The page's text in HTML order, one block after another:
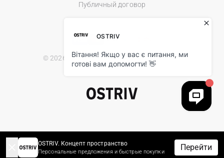
Публичный договор
© 2026 Ostriv.ua Store. All Rights Reserved.
OSTRIV. Концепт пространство
Персональные предложения и быстрые покупки Перейти